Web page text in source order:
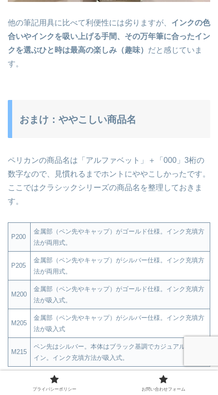
他の筆記用具に比べて利便性には劣りますが、 インクの色
合いやインクを吸い上げる手間、その万年筆に合ったイン
クを選ぶひと時は最高の楽しみ（趣味） だと感じていま
す。
おまけ：ややこしい商品名
ペリカンの商品名は「アルファベット」＋「000」3桁の
数字なので、見慣れるまでホントにややこしかったです。
ここではクラシックシリーズの商品名を整理しておきま
す。
P200
金属部（ペン先やキャップ）がゴールド仕様。インク充填方
法が両用式。
P205
金属部（ペン先やキャップ）がシルバー仕様。インク充填方
法が両用式。
M200
金属部（ペン先やキャップ）がゴールド仕様。インク充填方
法が吸入式。
M205
金属部（ペン先やキャップ）がシルバー仕様。インク充填方
法が吸入式
M215
ペン先はシルバー。本体はブラック基調でカジュアルなデザ
イン。インク充填方法が吸入式。
他のシリーズでは「K」がボールペン、「D]がシャーペン
プライバシーポリシー お問い合わせフォーム